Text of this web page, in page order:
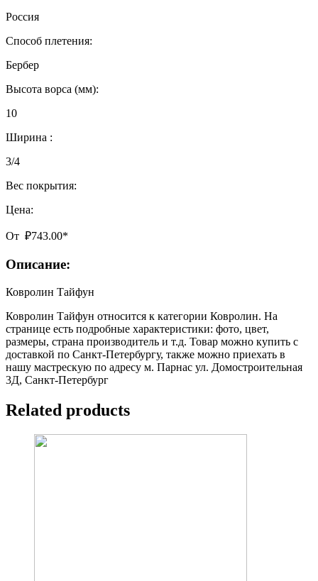
Россия
Способ плетения:
Бербер
Высота ворса (мм):
10
Ширина :
3/4
Вес покрытия:
Цена:
От ₽743.00*
Описание:
Ковролин Тайфун
Ковролин Тайфун относится к категории Ковролин. На
странице есть подробные характеристики: фото, цвет,
размеры, страна производитель и т.д. Товар можно купить с
доставкой по Санкт-Петербургу, также можно приехать в
нашу мастрескую по адресу м. Парнас ул. Домостроительная
3Д, Санкт-Петербург
Related products